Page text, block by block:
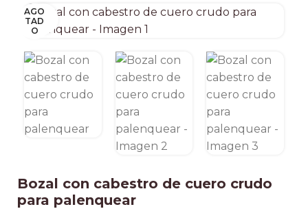
AGO
TAD
O
Clic para ampliar
Bozal con cabestro de cuero crudo
para palenquear